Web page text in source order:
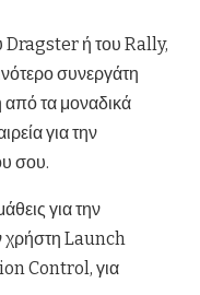
Dragster ή του Rally,
συνεργάτη
τα μοναδικά
για την
σου.
για την
χρήστη Launch
Control, για